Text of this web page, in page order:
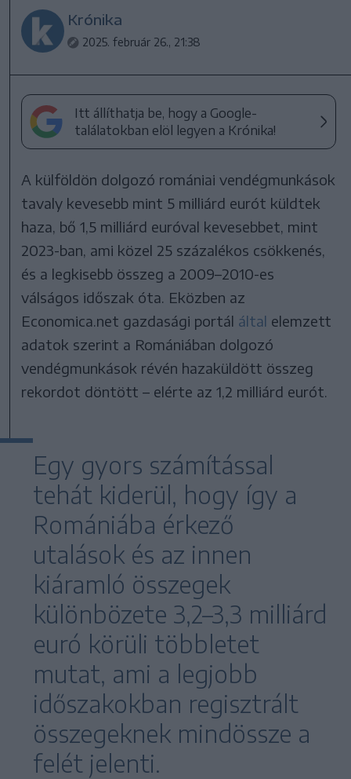
Krónika
2025. február 26., 21:38
Itt állíthatja be, hogy a Google-
találatokban elöl legyen a Krónika!
A külföldön dolgozó romániai vendégmunkások
tavaly kevesebb mint 5 milliárd eurót küldtek
haza, bő 1,5 milliárd euróval kevesebbet, mint
2023-ban, ami közel 25 százalékos csökkenés,
és a legkisebb összeg a 2009–2010-es
válságos időszak óta. Eközben az
Economica.net gazdasági portál által elemzett
adatok szerint a Romániában dolgozó
vendégmunkások révén hazaküldött összeg
rekordot döntött – elérte az 1,2 milliárd eurót.
Egy gyors számítással
tehát kiderül, hogy így a
Romániába érkező
utalások és az innen
kiáramló összegek
különbözete 3,2–3,3 milliárd
euró körüli többletet
mutat, ami a legjobb
időszakokban regisztrált
összegeknek mindössze a
felét jelenti.